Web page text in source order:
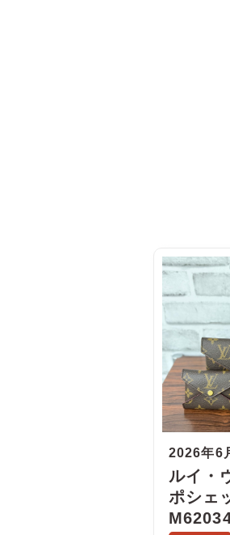
2026年6
ルイ・
ポシェ